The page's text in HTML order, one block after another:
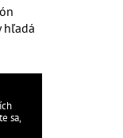
hľadá
sa,